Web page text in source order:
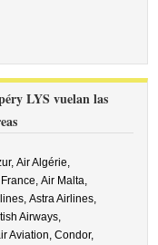
LYS vuelan las
Air Algérie,
Air Malta,
Astra Airlines,
Airways,
Aviation,Condor,